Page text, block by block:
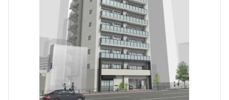
建物施設やお部屋の設備、方位、階数などの絞り込みが
設定する
検索対象お部屋数